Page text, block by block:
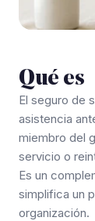
Qué es
El seguro de
asistencia
miembro del
servicio o
Es un
simplifica un
organización.